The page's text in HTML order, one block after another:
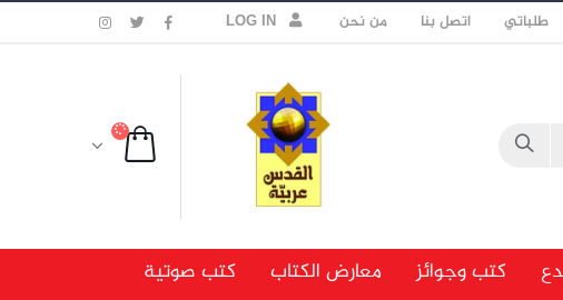
طلباتي اتصل بنا من نحن LOG IN
كتب وجوائز معارض الكتاب كتب صوتية